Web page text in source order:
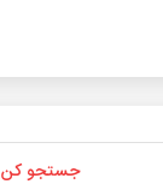
جستجو کن